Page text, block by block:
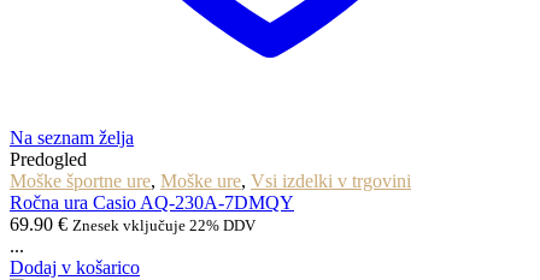
Na seznam želja
Predogled
Moške športne ure, Moške ure, Vsi izdelki v trgovini
Ročna ura Casio AQ-230A-7DMQY
69.90 € Znesek vključuje 22% DDV
...
Dodaj v košarico